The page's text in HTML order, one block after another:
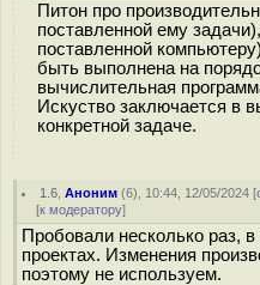
Питон про
поставленной ему
поставленной
быть выполнена на
вычислительная
Искуство заключается в
конкретной задаче.
1.6 ,Аноним (6), 10:44, 12/05/2024 [
[к модератору]
Пробовали несколько раз,
проектах. Изменения
поэтому не используем.